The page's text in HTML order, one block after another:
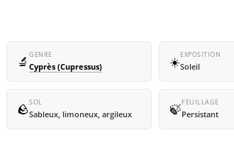
🔬 GENRE
Cyprès (Cupressus) ☀️EXPOSITION
Soleil
🪨SOL
Sableux, limoneux, argileux 🍃FEUILLAGE
Persistant